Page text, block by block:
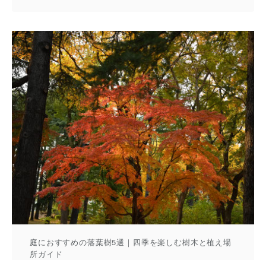
庭におすすめの落葉樹5選｜四季を楽しむ樹木と植え場
所ガイド